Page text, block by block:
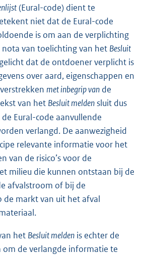
(Eural-code) dient te
niet dat de Eural-code
is om aan de verplichting
van toelichting van het Besluit
dat de ontdoener verplicht is
over aard, eigenschappen en
met inbegrip van de
van het Besluit meldensluit dus
Eural-code aanvullende
verlangd. De aanwezigheid
relevante informatie voor het
van de risico’s voor de
milieu die kunnen ontstaan bij de
afvalstroom of bij de
de markt van uit het afval
het Besluit melden is echter de
de verlangde informatie te